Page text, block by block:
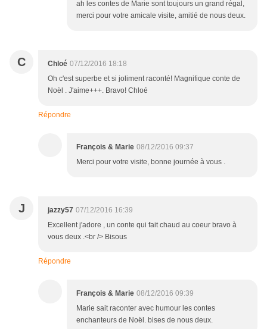
ah les contes de Marie sont toujours un grand régal,
merci pour votre amicale visite, amitié de nous deux.
C Chloé 07/12/2016 18:18
Oh c'est superbe et si joliment raconté! Magnifique conte de
Noël . J'aime+++. Bravo! Chloé
Répondre
François & Marie 08/12/2016 09:37
Merci pour votre visite, bonne journée à vous .
J jazzy57 07/12/2016 16:39
Excellent j'adore , un conte qui fait chaud au coeur bravo à
vous deux .<br /> Bisous
Répondre
François & Marie 08/12/2016 09:39
Marie sait raconter avec humour les contes
enchanteurs de Noël. bises de nous deux.